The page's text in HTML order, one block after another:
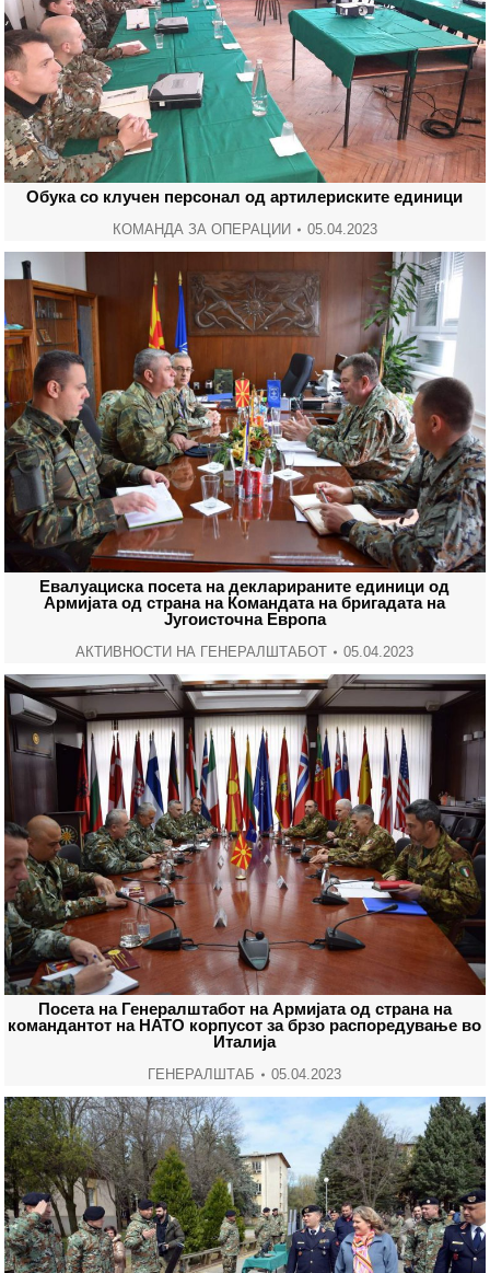
Обука со клучен персонал од артилериските единици
КОМАНДА ЗА ОПЕРАЦИИ 05.04.2023
Евалуациска посета на декларираните единици од
Армијата од страна на Командата на бригадата на
Југоисточна Европа
АКТИВНОСТИ НА ГЕНЕРАЛШТАБОТ 05.04.2023
Посета на Генералштабот на Армијата од страна на
командантот на НАТО корпусот за брзо распоредување во
Италија
ГЕНЕРАЛШТАБ 05.04.2023